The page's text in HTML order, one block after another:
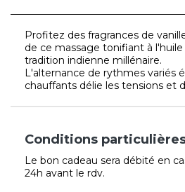
Profitez des fragrances de
de ce massage tonifiant à
tradition indienne millénaire.
L'alternance de rythmes variés
chauffants délie les tensions et
Conditions
Le bon cadeau sera débité en
24h avant le rdv.